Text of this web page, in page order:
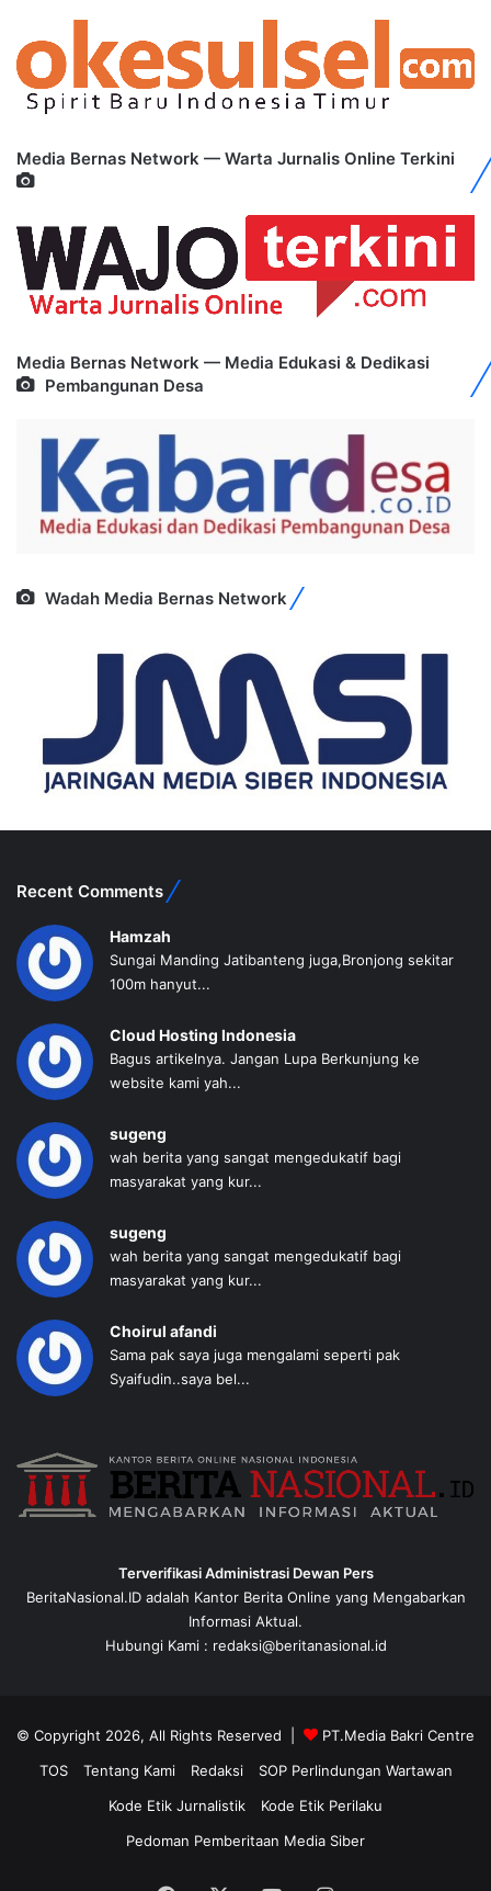
Media Bernas Network — Warta Jurnalis Online Terkini
Media Bernas Network — Media Edukasi & Dedikasi
Pembangunan Desa
Wadah Media Bernas Network
Recent Comments
Hamzah
Sungai Manding Jatibanteng juga,Bronjong sekitar
100m hanyut...
Cloud Hosting Indonesia
Bagus artikelnya. Jangan Lupa Berkunjung ke
website kami yah...
sugeng
wah berita yang sangat mengedukatif bagi
masyarakat yang kur...
sugeng
wah berita yang sangat mengedukatif bagi
masyarakat yang kur...
Choirul afandi
Sama pak saya juga mengalami seperti pak
Syaifudin..saya bel...
Terverifikasi Administrasi Dewan Pers
BeritaNasional.ID adalah Kantor Berita Online yang Mengabarkan
Informasi Aktual.
Hubungi Kami : redaksi@beritanasional.id
© Copyright 2026, All Rights Reserved |
PT.Media Bakri Centre
TOS
Tentang Kami Redaksi
SOP Perlindungan Wartawan
Kode Etik Jurnalistik
Kode Etik Perilaku
Pedoman Pemberitaan Media Siber